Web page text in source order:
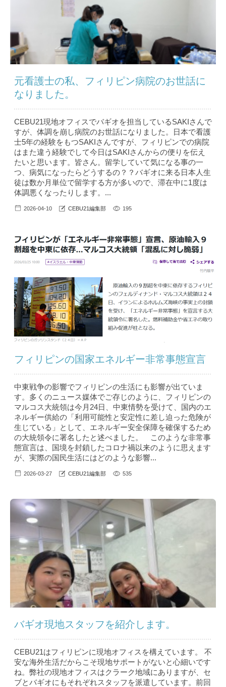
元看護士の私、フィリピン病院のお世話に
なりました。
CEBU21現地オフィスでバギオを担当しているSAKIさんで
すが、体調を崩し病院のお世話になりました。日本で看護
士5年の経験をもつSAKIさんですが、フィリピンでの病院
はまた違う経験でして今日はSAKIさんからの便りを伝え
たいと思います。皆さん。留学していて気になる事の一
つ、病気になったらどうするの？？バギオに来る日本人生
徒は数か月単位で留学する方が多いので、滞在中に1度は
体調悪くなったりします。...
2026-04-10 CEBU21編集部 195
フィリピンの国家エネルギー非常事態宣言
中東戦争の影響でフィリピンの生活にも影響が出ていま
す。多くのニュース媒体でご存じのように、フィリピンの
マルコス大統領は今月24日、中東情勢を受けて、国内のエ
ネルギー供給の「利用可能性と安定性に差し迫った危険が
生じている」として、エネルギー安全保障を確保するため
の大統領令に署名したと述べました。 このような非常事
態宣言は、国境を封鎖したコロナ禍以来のように思えます
が、実際の国民生活にはどのような影響...
2026-03-27 CEBU21編集部 535
バギオ現地スタッフを紹介します。
CEBU21はフィリピンに現地オフィスを構えています。 不
安な海外生活だからこそ現地サポートがないと心細いです
ね。弊社の現地オフィスはクラーク地域にありますが、セ
ブとバギオにもそれぞれスタッフを派遣しています。前回